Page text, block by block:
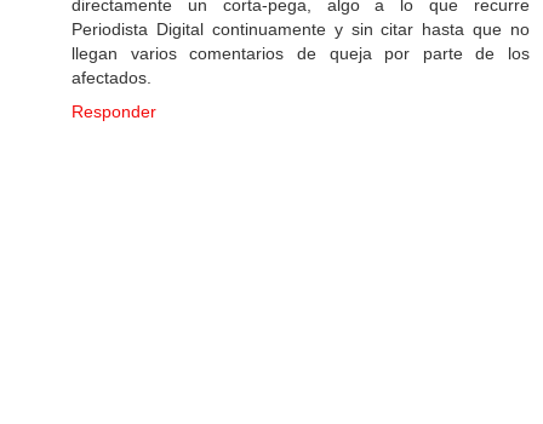
directamente un corta-pega, algo a lo que recurre
Periodista Digital continuamente y sin citar hasta que no
llegan varios comentarios de queja por parte de los
afectados.
Responder